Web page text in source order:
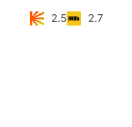
2.5 2.7